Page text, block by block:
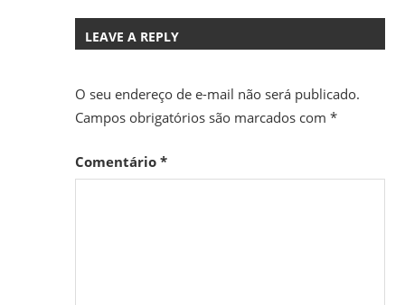
LEAVE A REPLY
O seu endereço de e-mail não será publicado.
Campos obrigatórios são marcados com *
Comentário *